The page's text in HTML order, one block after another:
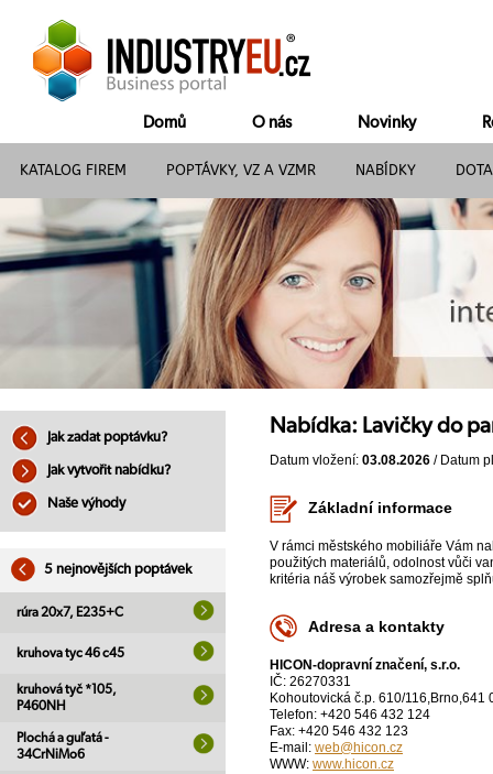
Domů O nás Novinky
KATALOG FIREM POPTÁVKY, VZ A VZMR NABÍDKY
Jak zadat poptávku?
Jak vytvořit nabídku?
Naše výhody
5 nejnovějších poptávek
rúra 20x7, E235+C
kruhova tyc 46 c45
kruhová tyč *105,
P460NH
Plochá a guľatá -
34CrNiMo6
Nabídka: Lavičky do
Datum vložení: 03.08.2026 / Datum
Základní informace
V rámci městského mobiliáře Vám
použitých materiálů, odolnost vůči
kritéria náš výrobek samozřejmě
Adresa a kontakty
HICON-dopravní značení, s.r.o.
IČ: 26270331
Kohoutovická č.p. 610/116,Brno,641
Telefon: +420 546 432 124
Fax: +420 546 432 123
E-mail: web@hicon.cz
WWW: www.hicon.cz